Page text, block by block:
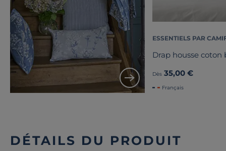
ESSENTIELS PAR
Drap housse coton
Dès 35,00 €
Français
DÉTAILS DU PRODUIT